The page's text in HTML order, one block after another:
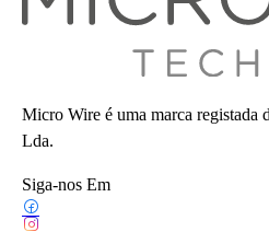
Micro Wire é uma marca registada
Lda.
Siga-nos Em